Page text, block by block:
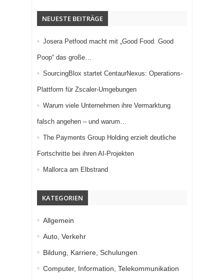
NEUESTE BEITRÄGE
Josera Petfood macht mit „Good Food. Good
Poop“ das große…
SourcingBlox startet CentaurNexus: Operations-
Plattform für Zscaler-Umgebungen
Warum viele Unternehmen ihre Vermarktung
falsch angehen – und warum…
The Payments Group Holding erzielt deutliche
Fortschritte bei ihren AI-Projekten
Mallorca am Elbstrand
KATEGORIEN
Allgemein
Auto, Verkehr
Bildung, Karriere, Schulungen
Computer, Information, Telekommunikation